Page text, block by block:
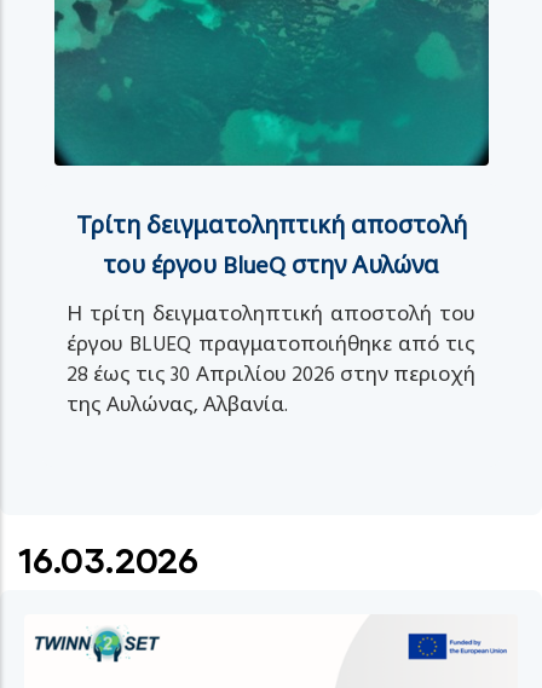
Τρίτη δειγματοληπτική αποστολή
του έργου BlueQ στην Αυλώνα
Η τρίτη δειγματοληπτική αποστολή του
έργου BLUEQ πραγματοποιήθηκε από τις
28 έως τις 30 Απριλίου 2026 στην περιοχή
της Αυλώνας, Αλβανία.
16.03.2026